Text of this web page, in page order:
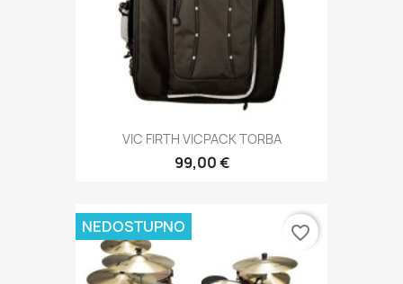
VIC FIRTH VICPACK TORBA
99,00 €
NEDOSTUPNO favorite_border